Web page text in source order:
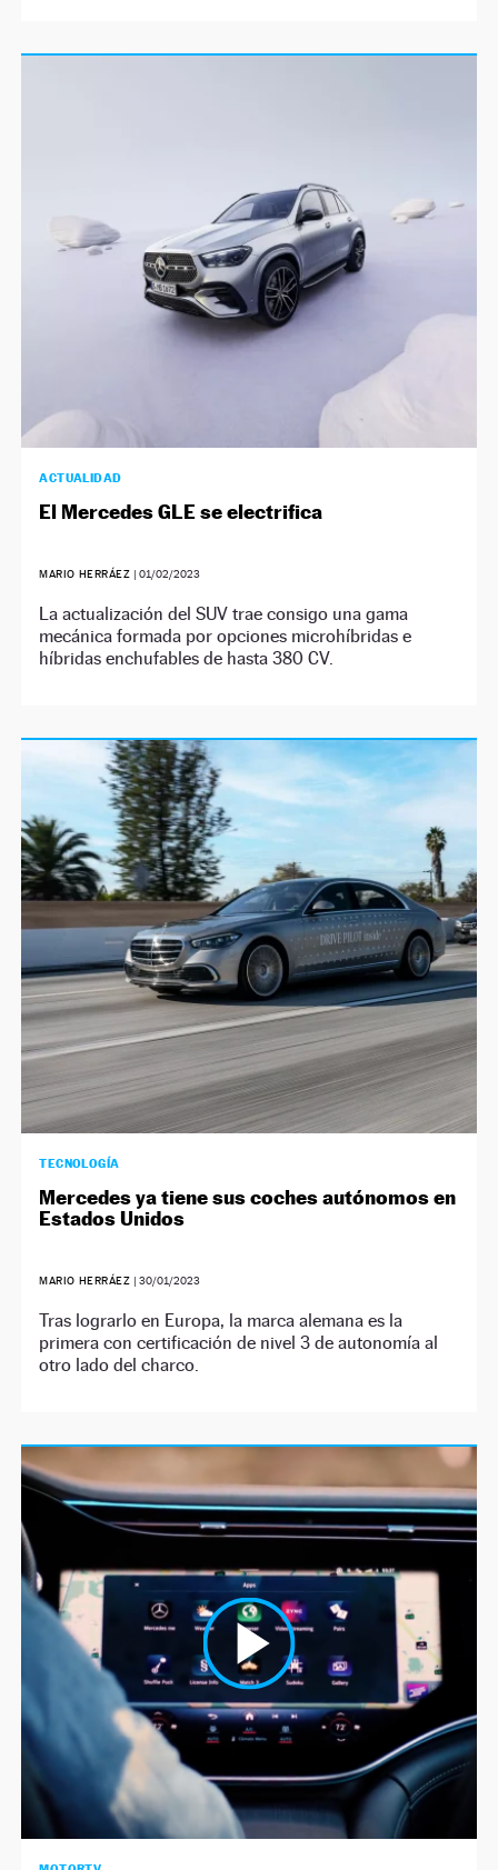
ACTUALIDAD
El Mercedes GLE se electrifica
MARIO HERRÁEZ |01/02/2023
La actualización del SUV trae consigo una gama
mecánica formada por opciones microhíbridas e
híbridas enchufables de hasta 380 CV.
TECNOLOGÍA
Mercedes ya tiene sus coches autónomos en
Estados Unidos
MARIO HERRÁEZ |30/01/2023
Tras lograrlo en Europa, la marca alemana es la
primera con certificación de nivel 3 de autonomía al
otro lado del charco.